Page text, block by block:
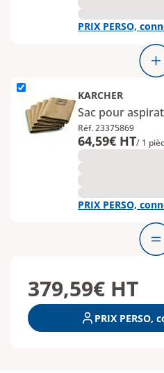
PRIX PERSO,
L'élément Sac pour aspirateur
KARCHER
Sac pour
Réf. 23375869
64,59€ HT/ 1
PRIX PERSO,
379,59€ HT
PRIX PERSO,